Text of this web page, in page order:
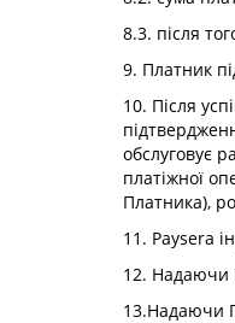
8.3. після
9. Платник
10. Після
обслуговує
платіжної
Платника),
11. Paysera
12. Надаючи
13.Надаючи